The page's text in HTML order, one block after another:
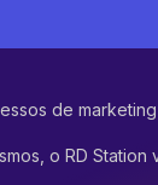
de mar
o RD Station